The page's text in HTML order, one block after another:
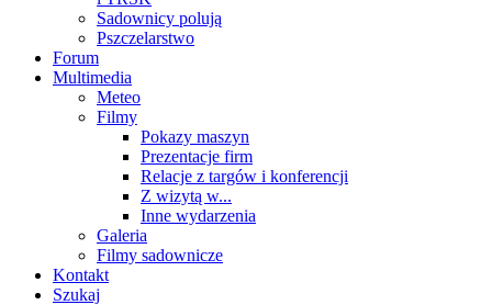
Sadownicy polują
Pszczelarstwo
Forum
Multimedia
Meteo
Filmy
Pokazy maszyn
Prezentacje firm
Relacje z targów i konferencji
Z wizytą w...
Inne wydarzenia
Galeria
Filmy sadownicze
Kontakt
Szukaj